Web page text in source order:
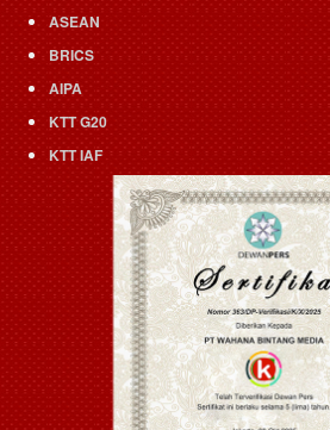
ASEAN
BRICS
AIPA
KTT G20
KTT IAF